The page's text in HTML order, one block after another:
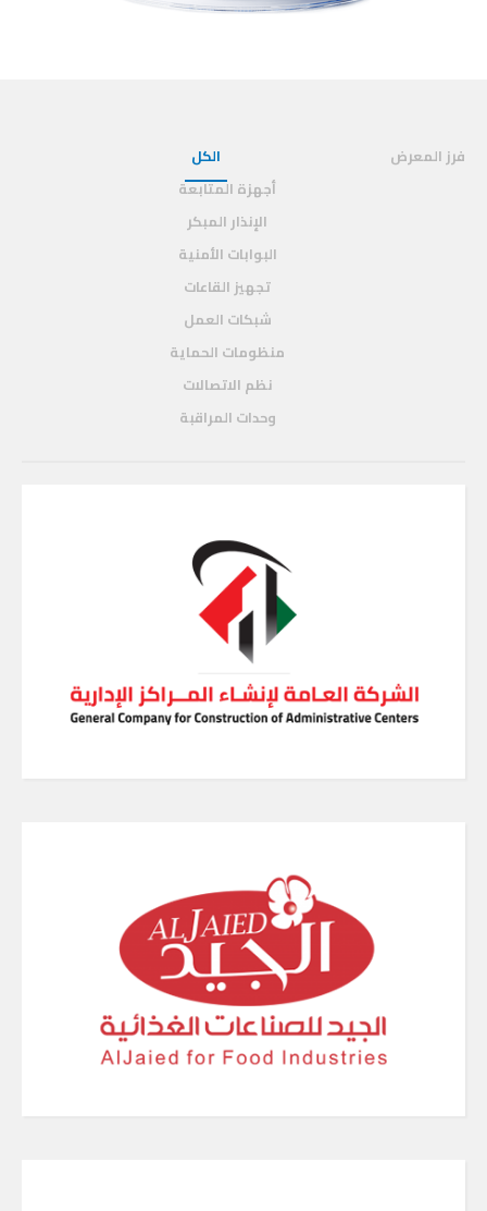
فرز المعرض
الكل
أجهزة المتابعة
الإنذار المبكر
البوابات الأمنية
تجهيز القاعات
شبكات العمل
منظومات الحماية
نظم الاتصالات
وحدات المراقبة